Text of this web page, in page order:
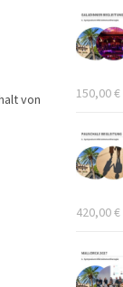
von
150,00€
420,00€